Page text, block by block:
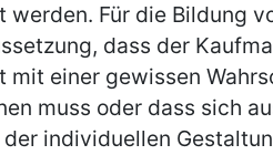
Für die Bildung
dass der
mit einer gewissen
muss oder dass sich
individuellen